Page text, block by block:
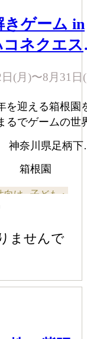
きゲーム in
ネクエス
3つの試練
(月)〜8月31日
を迎える箱根園
るでゲームの世
うな気分で楽し
ゲームを開催。
族館やロープウ
の畔などを巡
かしていく体験
子には各施設の
お得に楽しめる
神奈川県足柄下
箱根園
向け 子ども・
ませんで